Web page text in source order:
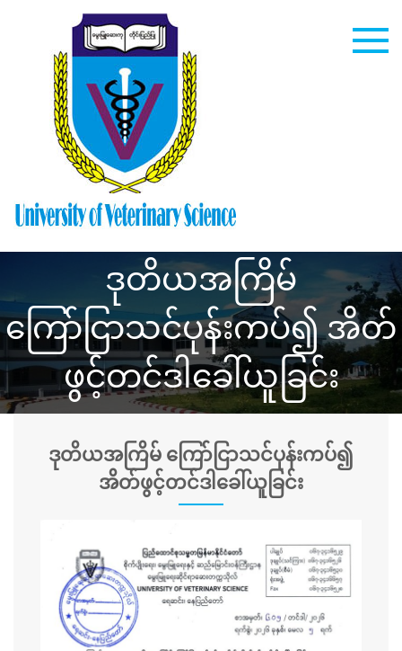
content
Veterinary
Science
ဒုတိယအကြိမ်
ကြော်ငြာသင်ပုန်းကပ်၍ အိတ်
ဖွင့်တင်ဒါခေါ်ယူခြင်း
ဒုတိယအကြိမ် ကြော်ငြာသင်ပုန်းကပ်၍
အိတ်ဖွင့်တင်ဒါခေါ်ယူခြင်း